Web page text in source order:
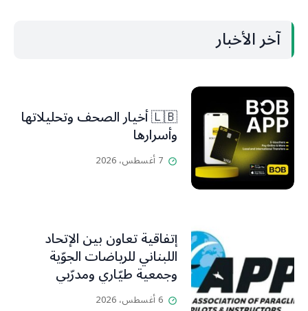
آخر الأخبار
🇱🇧 أخيار الصحف وتحليلاتها
وأسرارها
7 أغسطس، 2026
إتفاقية تعاون بين الإتحاد
اللبناني للرياضات الجوّية
وجمعية طيّاري ومدرّبي
الطيران الشراعي
6 أغسطس، 2026